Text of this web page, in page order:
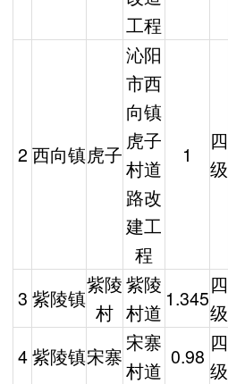
工程
2 西向镇虎子
沁阳
市西
向镇
虎子
村道
路改
建工
程
1
四
级
3 紫陵镇
紫陵
村
紫陵
村道
1.345
四
级
4紫陵镇宋寨
宋寨
村道
0.98
四
级